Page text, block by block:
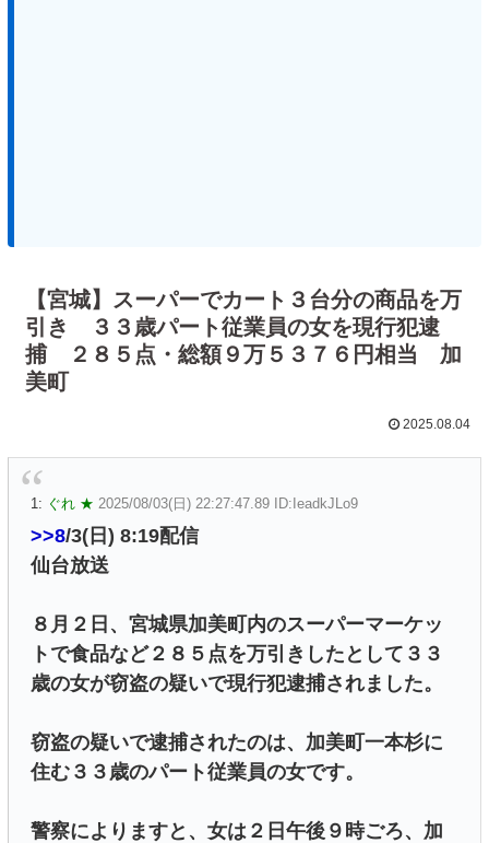
【宮城】スーパーでカート３台分の商品を万
引き ３３歳パート従業員の女を現行犯逮
捕 ２８５点・総額９万５３７６円相当 加
美町
2025.08.04
1: ぐれ ★ 2025/08/03(日) 22:27:47.89 ID:IeadkJLo9
>>8/3(日) 8:19配信
仙台放送
８月２日、宮城県加美町内のスーパーマーケッ
トで食品など２８５点を万引きしたとして３３
歳の女が窃盗の疑いで現行犯逮捕されました。
窃盗の疑いで逮捕されたのは、加美町一本杉に
住む３３歳のパート従業員の女です。
警察によりますと、女は２日午後９時ごろ、加